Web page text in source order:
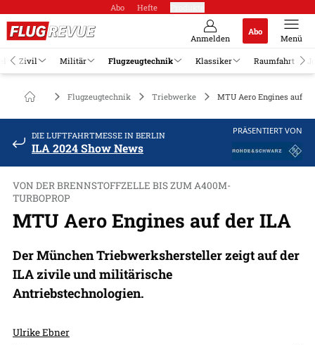
Abo Hefte
Anmelden
Abo
Menü
Zivil Militär Flugzeugtechnik Klassiker Raumfahrt
Flugzeugtechnik Triebwerke MTU Aero Engines auf
DIE LUFTFAHRTMESSE IN BERLIN
ILA 2024 Show News
PRÄSENTIERT VON
VON DER BRENNSTOFFZELLE BIS ZUM A400M-
TURBOPROP
MTU Aero Engines auf der ILA
Der München Triebwerkshersteller zeigt auf der
ILA zivile und militärische
Antriebstechnologien.
Ulrike Ebner